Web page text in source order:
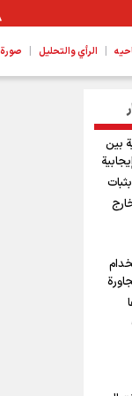
| الرأي والتحليل | صورة
بين